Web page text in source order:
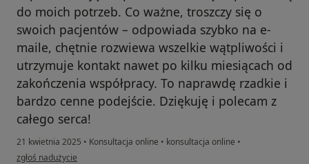
do moich potrzeb. Co ważne, troszczy się o
swoich pacjentów – odpowiada szybko na e-
maile, chętnie rozwiewa wszelkie wątpliwości i
utrzymuje kontakt nawet po kilku miesiącach od
zakończenia współpracy. To naprawdę rzadkie i
bardzo cenne podejście. Dziękuję i polecam z
całego serca!
21 kwietnia 2025 • Konsultacja online • konsultacja online •
w opinii użytkownika Anna
zgłoś nadużycie